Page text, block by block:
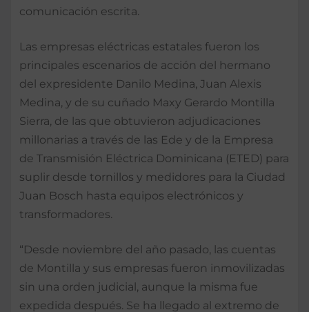
comunicación escrita.
Las empresas eléctricas estatales fueron los
principales escenarios de acción del hermano
del expresidente Danilo Medina, Juan Alexis
Medina, y de su cuñado Maxy Gerardo Montilla
Sierra, de las que obtuvieron adjudicaciones
millonarias a través de las Ede y de la Empresa
de Transmisión Eléctrica Dominicana (ETED) para
suplir desde tornillos y medidores para la Ciudad
Juan Bosch hasta equipos electrónicos y
transformadores.
“Desde noviembre del año pasado, las cuentas
de Montilla y sus empresas fueron inmovilizadas
sin una orden judicial, aunque la misma fue
expedida después. Se ha llegado al extremo de